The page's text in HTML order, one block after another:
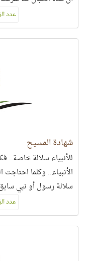
عدد
شهادة المسيح
للأنبياء سلالة خاصة..
الأنبياء.. وكلما
سلالة رسول أو نبي
عدد